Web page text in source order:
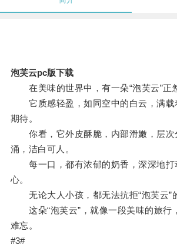
泡芙云pc版下载
在美味的世界中，有一朵“泡芙云”正
它质感轻盈，如同空中的白云，满载
期待。
你看，它外皮酥脆，内部滑嫩，层次
涌，洁白可人。
每一口，都有浓郁的奶香，深深地打
心。
无论大人小孩，都无法抗拒“泡芙云”
这朵“泡芙云”，就像一段美味的旅行
难忘。
#3#